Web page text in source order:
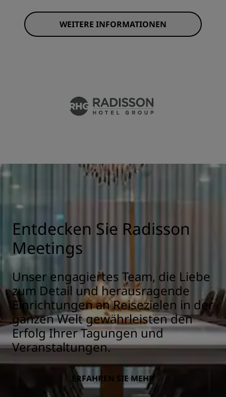
WEITERE INFORMATIONEN
Entdecken Sie Radisson
Meetings
Unser engagiertes Team, die Liebe
zum Detail und herausragende
Einrichtungen an Reisezielen in der
ganzen Welt gewährleisten den
Erfolg Ihrer Tagungen und
Veranstaltungen.
ERFAHREN SIE MEHR